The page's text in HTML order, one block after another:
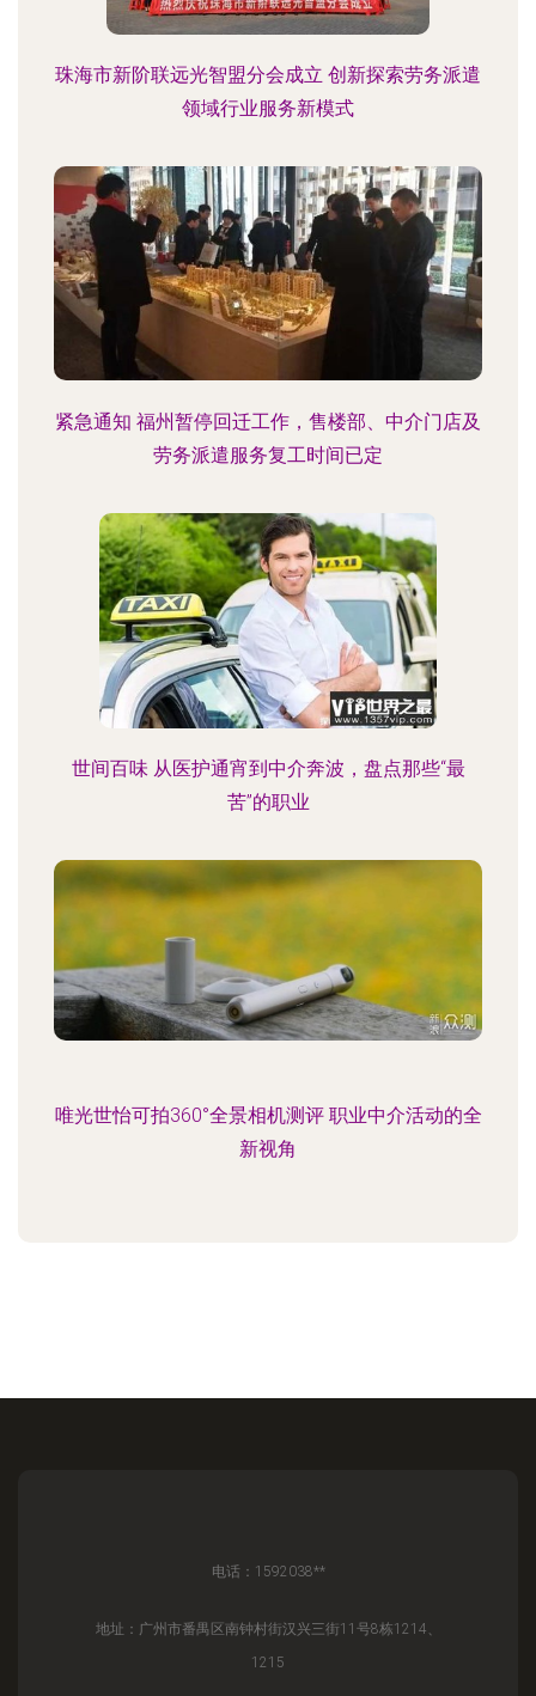
珠海市新阶联远光智盟分会成立 创新探索劳务派遣
领域行业服务新模式
紧急通知 福州暂停回迁工作，售楼部、中介门店及
劳务派遣服务复工时间已定
世间百味 从医护通宵到中介奔波，盘点那些“最
苦”的职业
唯光世怡可拍360°全景相机测评 职业中介活动的全
新视角
电话：1592038**
地址：广州市番禺区南钟村街汉兴三街11号8栋1214、
1215